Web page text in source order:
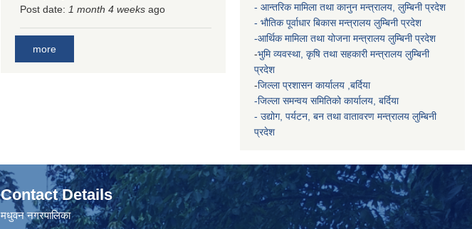
Post date: 1 month 4 weeks ago
more
- आन्तरिक मामिला तथा कानुन मन्त्रालय, लुम्बिनी प्रदेश
- भौतिक पूर्वाधार बिकास मन्त्रालय लुम्बिनी प्रदेश
-आर्थिक मामिला तथा योजना मन्त्रालय लुम्बिनी प्रदेश
-भुमि व्यवस्था, कृषि तथा सहकारी मन्त्रालय लुम्बिनी
प्रदेश
-जिल्ला प्रशासन कार्यालय ,बर्दिया
-जिल्ला समन्वय समितिको कार्यालय, बर्दिया
- उद्योग, पर्यटन, बन तथा वातावरण मन्त्रालय लुम्बिनी
प्रदेश
Contact Details
मधुवन नगरपालिका